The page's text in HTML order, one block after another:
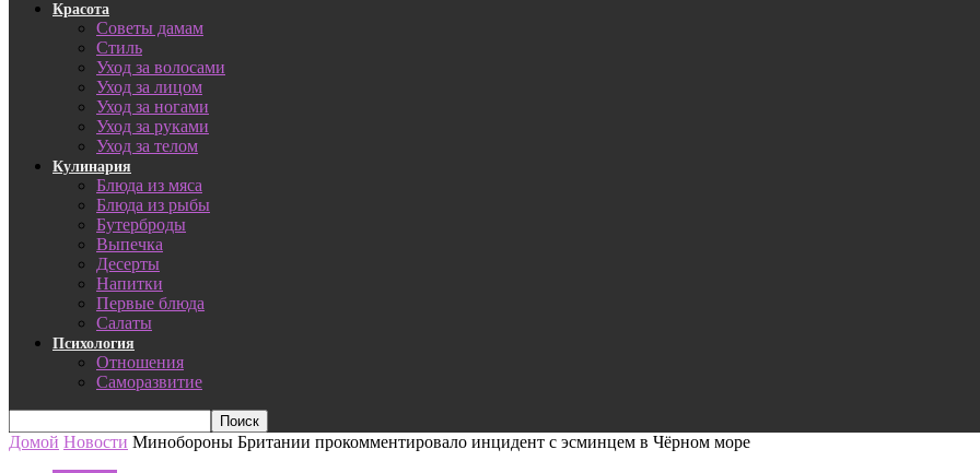
Красота
Советы дамам
Стиль
Уход за волосами
Уход за лицом
Уход за ногами
Уход за руками
Уход за телом
Кулинария
Блюда из мяса
Блюда из рыбы
Бутерброды
Выпечка
Десерты
Напитки
Первые блюда
Салаты
Психология
Отношения
Саморазвитие
Домой Новости Минобороны Британии прокомментировало инцидент с эсминцем в Чёрном море